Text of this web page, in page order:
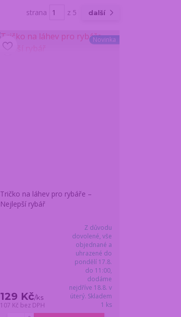
strana z 5 další
Novinka
Tričko na láhev pro rybáře –
Nejlepší rybář
129 Kč/ks
107 Kč bez DPH
Z důvodu
dovolené, vše
objednané a
uhrazené do
pondělí 17.8.
do 11:00,
dodáme
nejdříve 18.8. v
úterý. Skladem
1 ks